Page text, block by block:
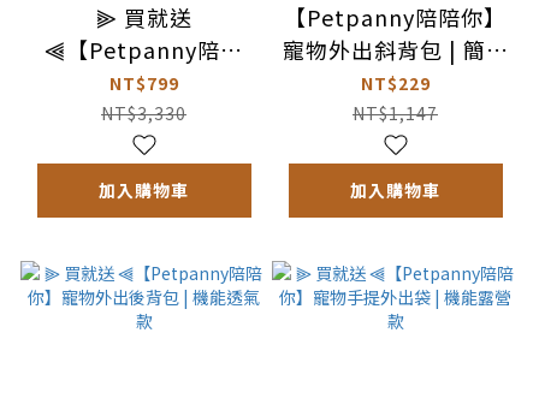
⫸ 買就送
⫷【Petpanny陪陪
你】循環滅菌寵物飲水
機 | 觸控PRO
NT$799
NT$3,330
加入購物車
【Petpanny陪陪你】
寵物外出斜背包 | 簡約
小品
NT$229
NT$1,147
加入購物車